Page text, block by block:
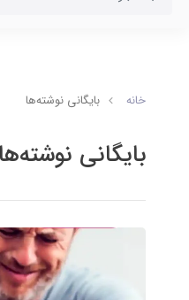
خانه بایگانی نوشته‌ها
بایگانی نوشته‌ها